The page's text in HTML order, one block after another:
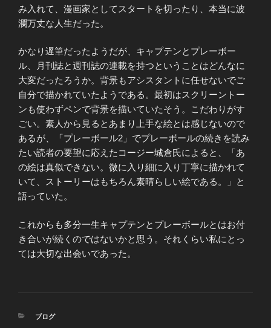
み入れて、漫画家としてスタートを切ったり、本当に波
瀾万丈な人生だった。
かなり遅筆だったようだが、キャプテンとプレーボー
ル、月刊誌と週刊誌の連載を持つということはどんなに
大変だったろうか。背景もアシスタントに任せないでご
自分で描かれていたようである。最初はスクリーントー
ンも使わずペンで背景を描いていたそう。こだわりがす
ごい。素人から見るとあまり上手な絵とは感じないので
あるが、「プレーボール2」でプレーボールの続きを読み
たい読者の要望に応えたコージー城倉氏によると、「あ
の絵は真似できない。微に入り細に入り丁寧に描かれて
いて、ストーリーはもちろん素晴らしい絵である。」と
語っていた。
これからも多分一生キャプテンとプレーボールとはお付
き合いが続くのではないかと思う。それくらい私にとっ
ては大切な出会いであった。
カ
ブログ